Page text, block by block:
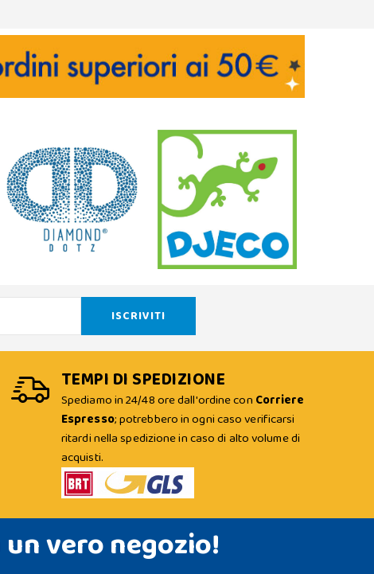
TEMPI DI SPEDIZIONE
Spediamo in 24/48 ore dall'ordine con Corriere
Espresso; potrebbero in ogni caso verificarsi
ritardi nella spedizione in caso di alto volume di
acquisti.
un vero negozio!